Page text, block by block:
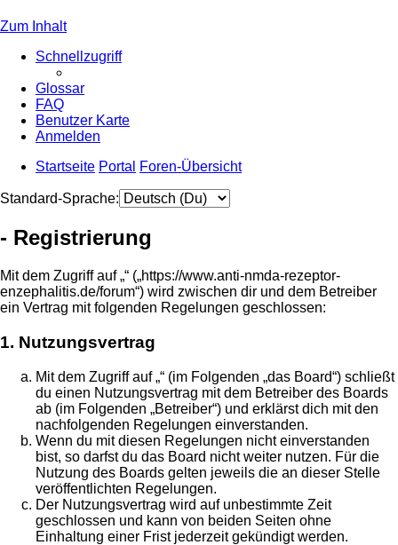
Zum Inhalt
Schnellzugriff
Glossar
FAQ
Benutzer Karte
Anmelden
Startseite Portal Foren-Übersicht
Standard-Sprache:
- Registrierung
Mit dem Zugriff auf „“ („https://www.anti-nmda-rezeptor-
enzephalitis.de/forum“) wird zwischen dir und dem Betreiber
ein Vertrag mit folgenden Regelungen geschlossen:
1. Nutzungsvertrag
Mit dem Zugriff auf „“ (im Folgenden „das Board“) schließt
du einen Nutzungsvertrag mit dem Betreiber des Boards
ab (im Folgenden „Betreiber“) und erklärst dich mit den
nachfolgenden Regelungen einverstanden.
Wenn du mit diesen Regelungen nicht einverstanden
bist, so darfst du das Board nicht weiter nutzen. Für die
Nutzung des Boards gelten jeweils die an dieser Stelle
veröffentlichten Regelungen.
Der Nutzungsvertrag wird auf unbestimmte Zeit
geschlossen und kann von beiden Seiten ohne
Einhaltung einer Frist jederzeit gekündigt werden.